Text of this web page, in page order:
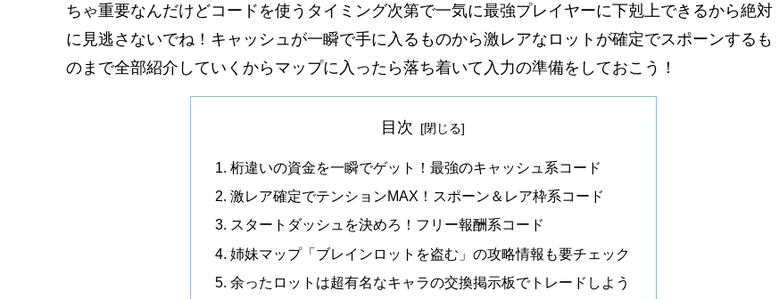
ちゃ重要なんだけどコードを使うタイミング次第で一気に最強プレイヤーに下剋上できるから絶対
に見逃さないでね！キャッシュが一瞬で手に入るものから激レアなロットが確定でスポーンするも
のまで全部紹介していくからマップに入ったら落ち着いて入力の準備をしておこう！
目次
桁違いの資金を一瞬でゲット！最強のキャッシュ系コード
激レア確定でテンションMAX！スポーン＆レア枠系コード
スタートダッシュを決めろ！フリー報酬系コード
姉妹マップ「ブレインロットを盗む」の攻略情報も要チェック
余ったロットは超有名なキャラの交換掲示板でトレードしよう